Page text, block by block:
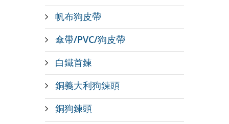
帆布狗皮帶
傘帶/PVC/狗皮帶
白鐵首鍊
銅義大利狗鍊頭
銅狗鍊頭